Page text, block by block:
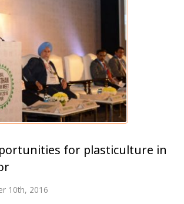
for plasticulture in
10th, 2016